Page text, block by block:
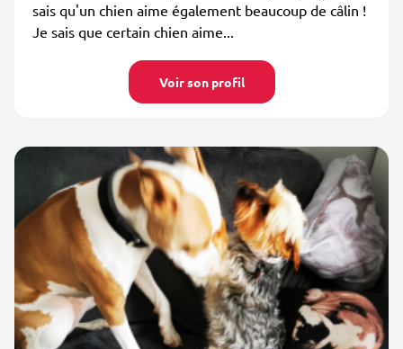
sais qu'un chien aime également beaucoup de câlin !
Je sais que certain chien aime...
Voir son profil